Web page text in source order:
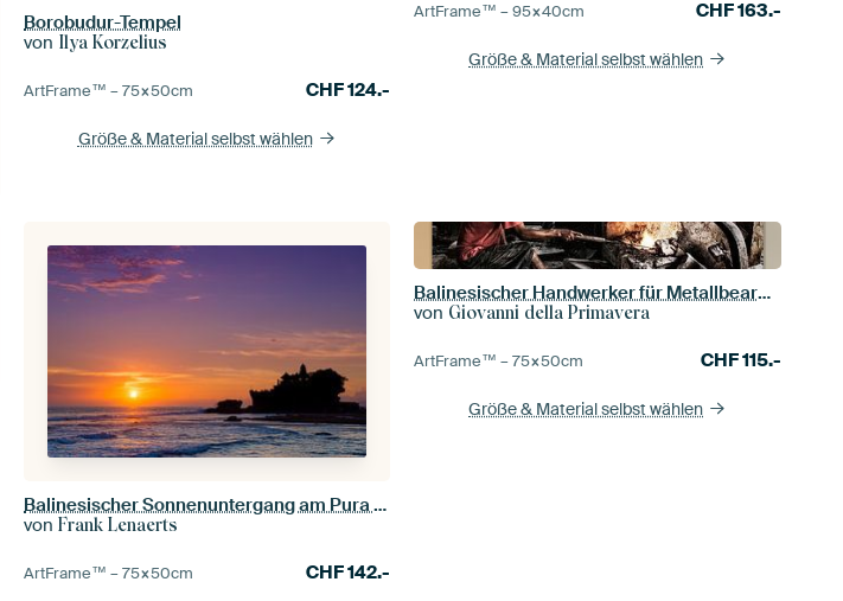
Borobudur-Tempel
von Ilya Korzelius
ArtFrame™ –75×50cm CHF124.-
Größe & Material selbst wählen
ArtFrame™ –95×40cm CHF163.-
Größe & Material selbst wählen
Balinesischer Sonnenuntergang am Pura Tanah Lot
vonFrank Lenaerts
ArtFrame™ –75×50cm CHF142.-
Balinesischer Handwerker für Metallbearbeitung
von Giovanni della Primavera
ArtFrame™ –75×50cm CHF115.-
Größe & Material selbst wählen